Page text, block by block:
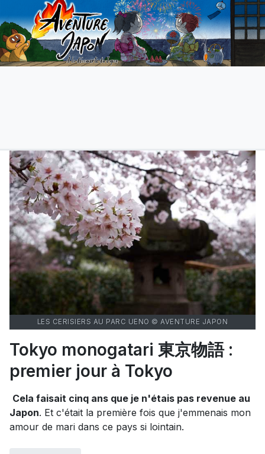
LES CERISIERS AU PARC UENO © AVENTURE JAPON
Tokyo monogatari 東京物語 :
premier jour à Tokyo
Cela faisait cinq ans que je n'étais pas revenue au
Japon. Et c'était la première fois que j'emmenais mon
amour de mari dans ce pays si lointain.